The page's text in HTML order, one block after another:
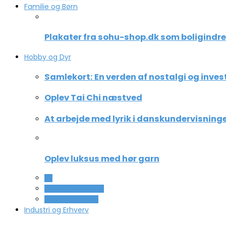
Familie og Børn
Plakater fra sohu-shop.dk som
Hobby og Dyr
Samlekort: En verden af nostalgi og
Oplev Tai Chi næstved
At arbejde med lyrik i
Oplev luksus med hør garn
Industri og Erhverv